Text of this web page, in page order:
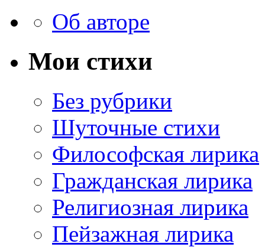
Об авторе
Мои стихи
Без рубрики
Шуточные стихи
Философская лирика
Гражданская лирика
Религиозная лирика
Пейзажная лирика